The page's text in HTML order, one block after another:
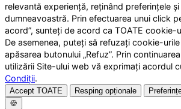
relevantă experiență, reținând preferințele
dumneavoastră. Prin efectuarea unui click
acord”, sunteți de acord ca TOATE cookie-
De asemenea, puteți să refuzați cookie-
apăsarea butonului „Refuz”. Prin
utilizării Site-ului web vă exprimați acordul
Condiții.
Accept TOATE Resping opționale
🍪